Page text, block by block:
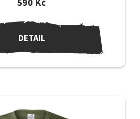
590 Kč
DETAIL